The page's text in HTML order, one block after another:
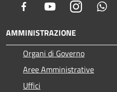
Facebook YoutubeInstagram
AMMINISTRAZIONE
Organi di Governo
Aree Amministrative
Uffici